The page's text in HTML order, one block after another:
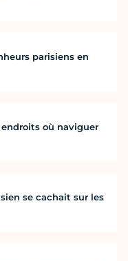
parisiens en
où naviguer
se cachait sur les